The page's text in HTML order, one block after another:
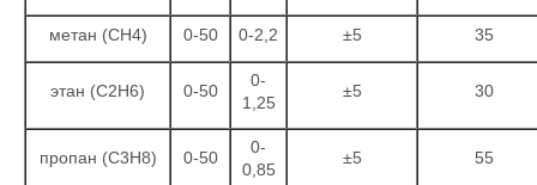
метан (СН4) 0-50 0-2,2 ±5 35
этан (С2Н6) 0-50
0-
1,25
±5 30
пропан (С3Н8) 0-50
0-
0,85
±5 55